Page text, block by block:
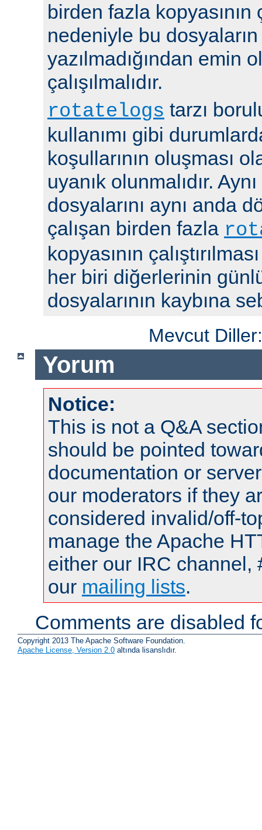
birden fazla kopyasının
nedeniyle bu
yazılmadığından emin
çalışılmalıdır.
rotatelogs tarzı
kullanımı gibi
koşullarının oluşması
uyanık olunmalıdır.
dosyalarını aynı anda
çalışan birden fazla
kopyasının
her biri diğerlerinin
dosyalarının kaybına
Mevcut
Yorum
Notice:
This is not a Q&A
should be pointed
documentation or
our moderators if they
considered invalid/off-
manage the Apache
either our IRC channel,
our mailing lists.
Comments are disabled
Copyright 2013 The Apache Software Foundation.
Apache License, Version 2.0 altında lisanslıdır.